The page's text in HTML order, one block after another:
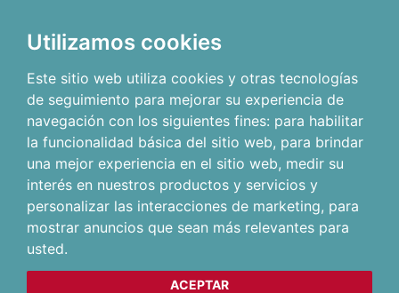
Utilizamos cookies
Este sitio web utiliza cookies y otras tecnologías
de seguimiento para mejorar su experiencia de
navegación con los siguientes fines: para habilitar
la funcionalidad básica del sitio web, para brindar
una mejor experiencia en el sitio web, medir su
interés en nuestros productos y servicios y
personalizar las interacciones de marketing, para
mostrar anuncios que sean más relevantes para
usted.
ACEPTAR